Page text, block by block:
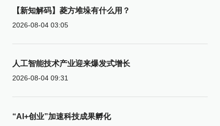
【新知解码】菱方堆垛有什么用？
2026-08-04 03:05
人工智能技术产业迎来爆发式增长
2026-08-04 09:31
“AI+创业”加速科技成果孵化